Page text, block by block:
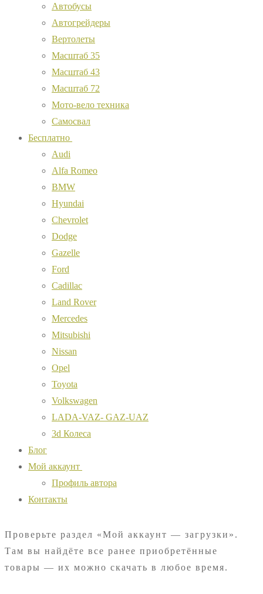
Автобусы
Автогрейдеры
Вертолеты
Масштаб 35
Масштаб 43
Масштаб 72
Мото-вело техника
Самосвал
Бесплатно
Audi
Alfa Romeo
BMW
Hyundai
Chevrolet
Dodge
Gazelle
Ford
Cadillac
Land Rover
Mercedes
Mitsubishi
Nissan
Opel
Toyota
Volkswagen
LADA-VAZ- GAZ-UAZ
3d Колеса
Блог
Мой аккаунт
Профиль автора
Контакты
Проверьте раздел «Мой аккаунт — загрузки».
Там вы найдёте все ранее приобретённые
товары — их можно скачать в любое время.